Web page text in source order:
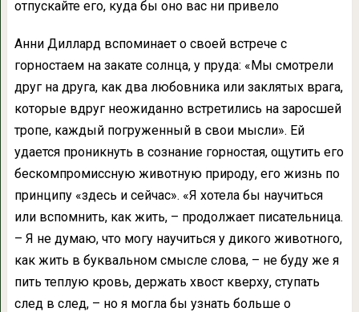
отпускайте его, куда бы оно вас ни привело
Анни Диллард вспоминает о своей встрече с
горностаем на закате солнца, у пруда: «Мы смотрели
друг на друга, как два любовника или заклятых врага,
которые вдруг неожиданно встретились на заросшей
тропе, каждый погруженный в свои мысли». Ей
удается проникнуть в сознание горностая, ощутить его
бескомпромиссную животную природу, его жизнь по
принципу «здесь и сейчас». «Я хотела бы научиться
или вспомнить, как жить, – продолжает писательница.
– Я не думаю, что могу научиться у дикого животного,
как жить в буквальном смысле слова, – не буду же я
пить теплую кровь, держать хвост кверху, ступать
след в след, – но я могла бы узнать больше о